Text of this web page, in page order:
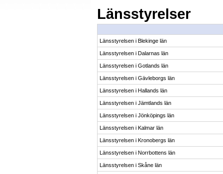
Länsstyrelser
Länsstyrelsen i Blekinge län
Länsstyrelsen i Dalarnas län
Länsstyrelsen i Gotlands län
Länsstyrelsen i Gävleborgs län
Länsstyrelsen i Hallands län
Länsstyrelsen i Jämtlands län
Länsstyrelsen i Jönköpings län
Länsstyrelsen i Kalmar län
Länsstyrelsen i Kronobergs län
Länsstyrelsen i Norrbottens län
Länsstyrelsen i Skåne län